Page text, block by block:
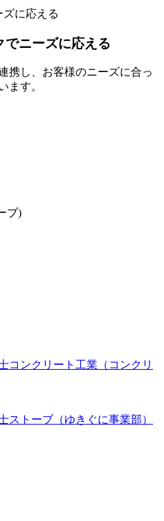
でニーズに応える
携し、お客様のニーズに合っ
ます。
コンクリート工業（コンクリ
ストーブ（ゆきぐに事業部）